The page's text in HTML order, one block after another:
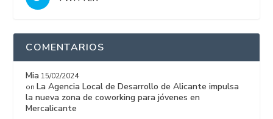
COMENTARIOS
Mia 15/02/2024
on La Agencia Local de Desarrollo de Alicante impulsa
la nueva zona de coworking para jóvenes en
Mercalicante